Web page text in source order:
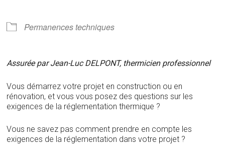
Permanences techniques
Assurée par Jean-Luc DELPONT, thermicien professionnel
Vous démarrez votre projet en construction ou en
rénovation, et vous vous posez des questions sur les
exigences de la réglementation thermique ?
Vous ne savez pas comment prendre en compte les
exigences de la réglementation dans votre projet ?